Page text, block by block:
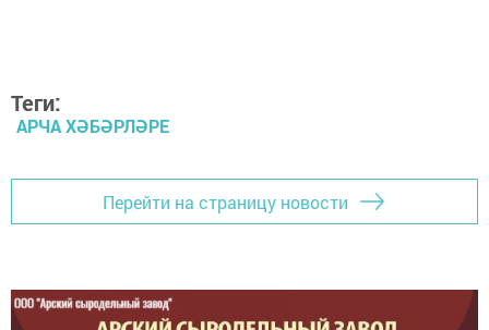
Теги:
АРЧА ХӘБӘРЛӘРЕ
Перейти на страницу новости